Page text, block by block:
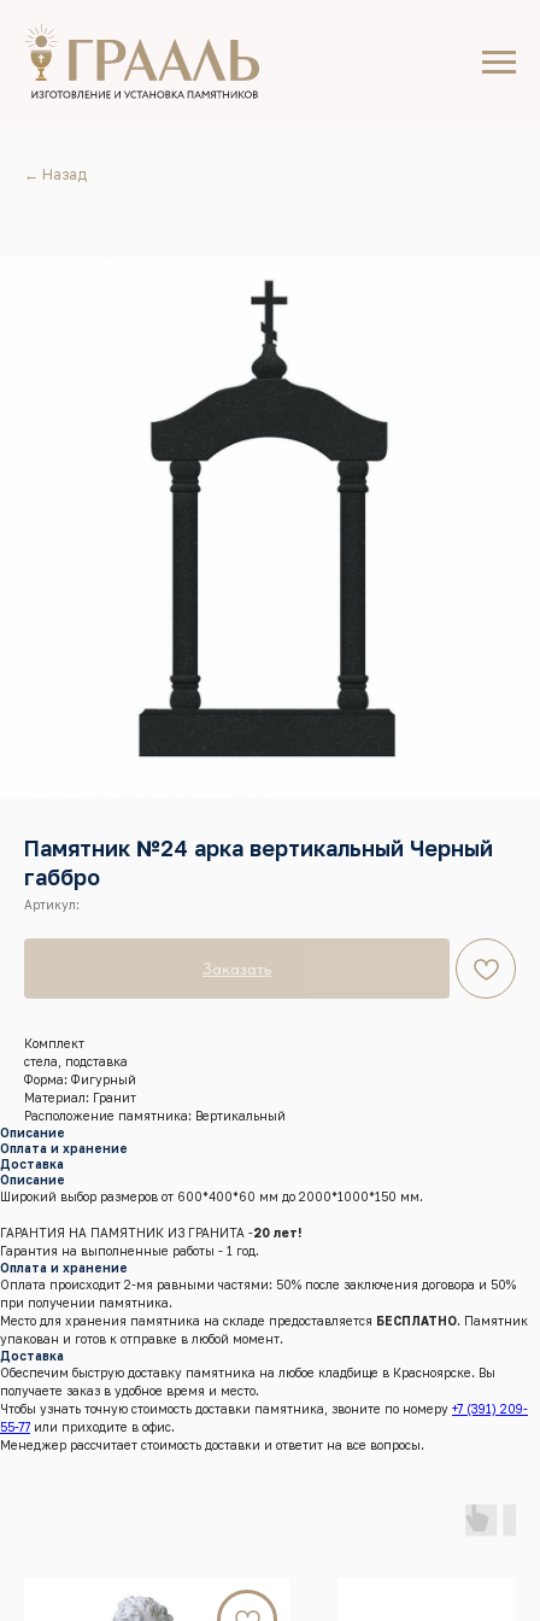
← Назад
Памятник №24 арка вертикальный Черный
габбро
Артикул:
Заказать
Комплект
стела, подставка
Форма: Фигурный
Материал: Гранит
Расположение памятника: Вертикальный
Описание
Оплата и хранение
Доставка
Описание
Широкий выбор размеров от 600*400*60 мм до 2000*1000*150 мм.
ГАРАНТИЯ НА ПАМЯТНИК ИЗ ГРАНИТА -20 лет!
Гарантия на выполненные работы - 1 год.
Оплата и хранение
Оплата происходит 2-мя равными частями: 50% после заключения договора и 50%
при получении памятника.
Место для хранения памятника на складе предоставляется БЕСПЛАТНО. Памятник
упакован и готов к отправке в любой момент.
Доставка
Обеспечим быструю доставку памятника на любое кладбище в Красноярске. Вы
получаете заказ в удобное время и место.
Чтобы узнать точную стоимость доставки памятника, звоните по номеру +7 (391) 209-
55-77 или приходите в офис.
Менеджер рассчитает стоимость доставки и ответит на все вопросы.
г.Красноярск, Енисейский тракт, 8 к/4 (кл. Бадалык)